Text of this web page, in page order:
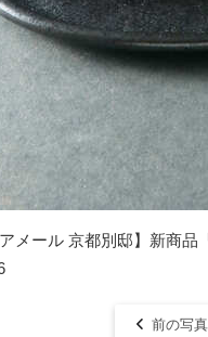
アメール 京都別邸】新商
前の写真